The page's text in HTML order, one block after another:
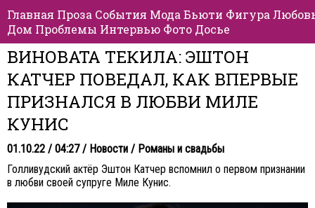
Главная Проза События Мода Бьюти Фигура
Дом Проблемы Интервью Фото Досье
ВИНОВАТА ТЕКИЛА: ЭШТОН
КАТЧЕР ПОВЕДАЛ, КАК ВПЕРВЫЕ
ПРИЗНАЛСЯ В ЛЮБВИ МИЛЕ
КУНИС
01.10.22 / 04:27 / Новости / Романы и свадьбы
Голливудский актёр Эштон Катчер вспомнил о первом признании
в любви своей супруге Миле Кунис.